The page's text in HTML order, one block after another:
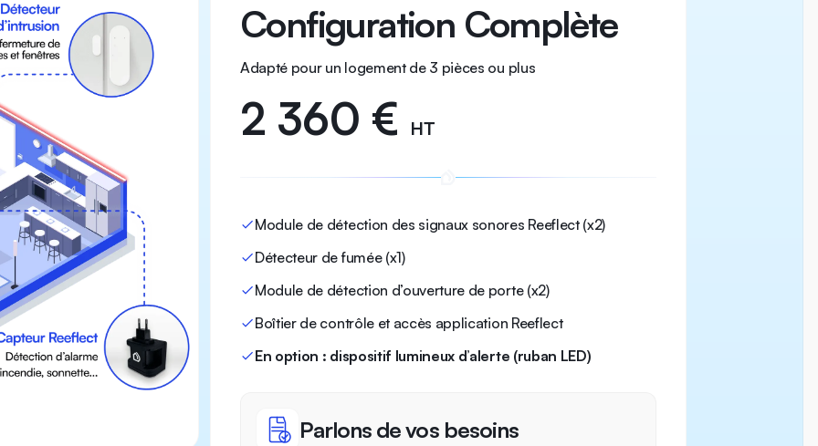
Configuration Complète
Adapté pour un logement de 3 pièces ou plus
2 360 € HT
Module de détection des signaux sonores Reeflect (x2)
Détecteur de fumée (x1)
Module de détection d’ouverture de porte (x2)
Boîtier de contrôle et accès application Reeflect
En option : dispositif lumineux d’alerte (ruban LED)
Parlons de vos besoins